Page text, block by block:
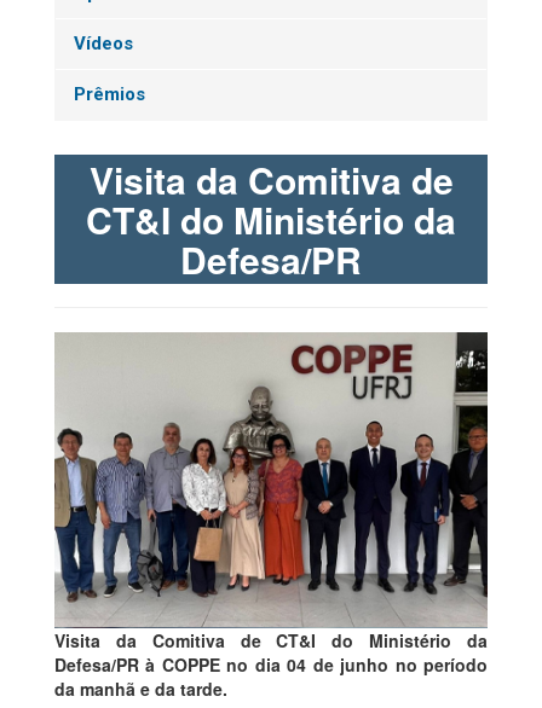
Vídeos
Prêmios
Visita da Comitiva de
CT&I do Ministério da
Defesa/PR
Visita da Comitiva de CT&I do Ministério da
Defesa/PR à COPPE no dia 04 de junho no período
da manhã e da tarde.